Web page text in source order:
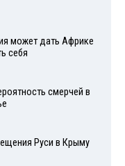
может дать Африке
себя
смерчей в
Руси в Крыму